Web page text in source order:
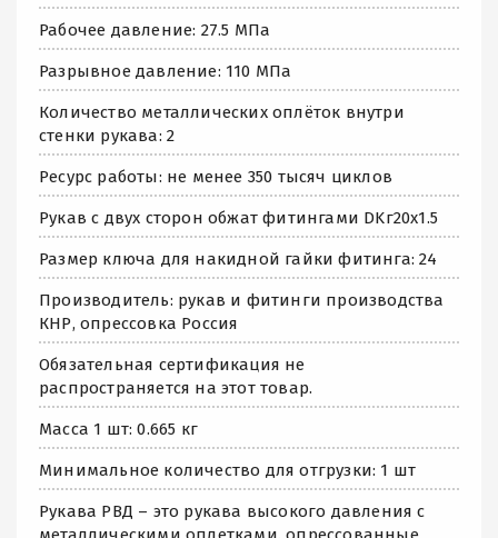
Рабочее давление: 27.5 МПа
Разрывное давление: 110 МПа
Количество металлических оплёток внутри
стенки рукава: 2
Ресурс работы: не менее 350 тысяч циклов
Рукав с двух сторон обжат фитингами DKг20х1.5
Размер ключа для накидной гайки фитинга: 24
Производитель: рукав и фитинги производства
КНР, опрессовка Россия
Обязательная сертификация не
распространяется на этот товар.
Масса 1 шт: 0.665 кг
Минимальное количество для отгрузки: 1 шт
Рукава РВД – это рукава высокого давления с